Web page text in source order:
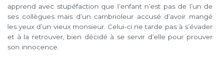
apprend avec stupéfaction que l’enfant n’est pas de l’un de
ses collègues mais d’un cambrioleur accusé d’avoir mangé
les yeux d’un vieux monsieur. Celui-ci ne tarde pas à s’évader
et à la retrouver, bien décidé à se servir d’elle pour prouver
son innocence.